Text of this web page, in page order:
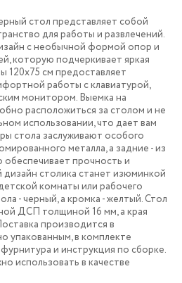
стол представляет собой
для работы и развлечений.
с необычной формой опор и
которую подчеркивает яркая
120х75 см предоставляет
работы с клавиатурой,
монитором. Выемка на
расположиться за столом и не
использовании, что дает вам
стола заслуживают особого
металла, а задние - из
прочность и
дизайн столика станет изюминкой
комнаты или рабочего
- черный, а кромка - желтый. Стол
ДСП толщиной 16 мм, а края
производится в
упакованным, в комплекте
и инструкция по сборке.
использовать в качестве